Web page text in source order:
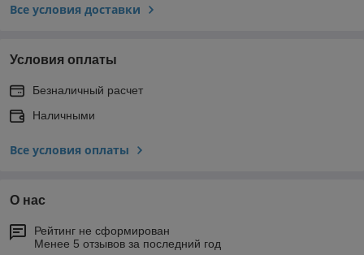
Все условия доставки
Условия оплаты
Безналичный расчет
Наличными
Все условия оплаты
О нас
Рейтинг не сформирован
Менее 5 отзывов за последний год